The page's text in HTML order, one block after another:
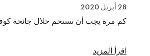
28 أبريل 2020
كم مرة يجب أن تستحم خلال جائحة
اقرأ المزيد